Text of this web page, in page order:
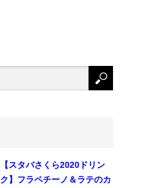
【スタバさくら2020ドリン
ク】フラペチーノ＆ラテのカ